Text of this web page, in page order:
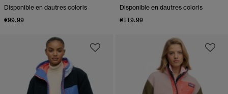
Disponible en dautres coloris
€99.99
Disponible en dautres coloris
€119.99